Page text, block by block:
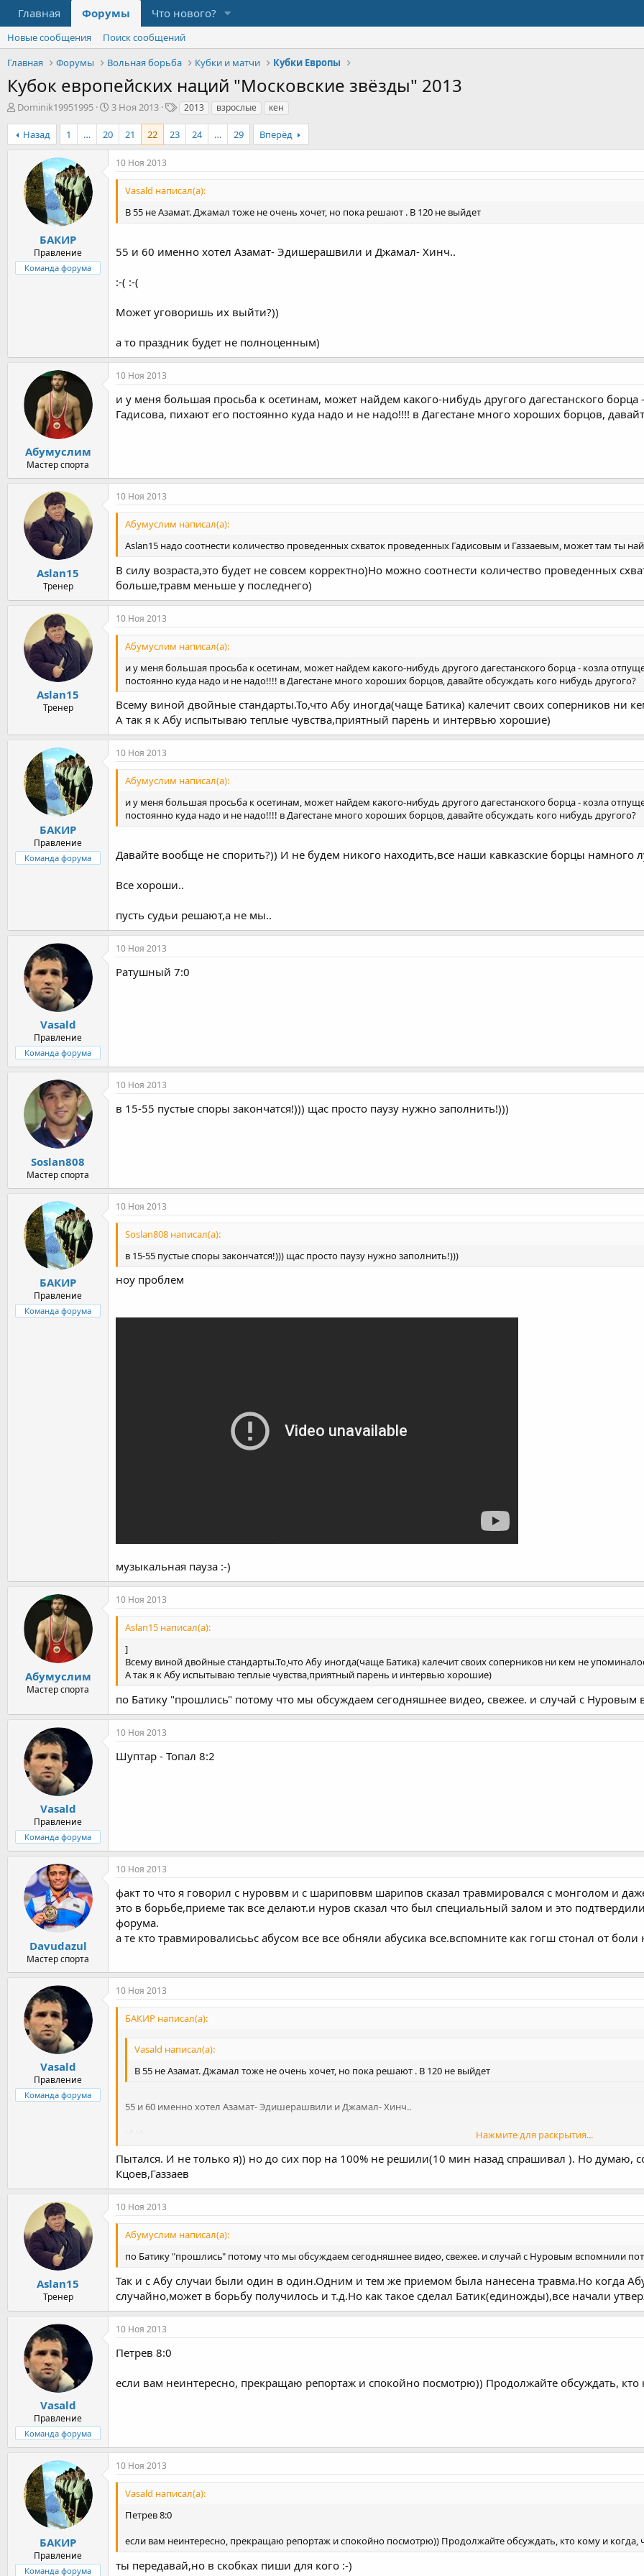
Главная Форумы Что нового?
Новые сообщения
Поиск сообщений
Главная
Форумы Вольная борьба Кубки и матчи Кубки Европы
Кубок европейских наций "Московские звёзды" 2013
А
т
о
Dominik19951995
Д
т
а
ч
3 Ноя 2013
Т
г
и
2013 взрослые кен
Назад 1 … 20 21 22 23 24 … 29 Вперёд
БАКИР
Правление
Команда форума
10 Ноя 2013
Vasald написал(а):
В 55 не Азамат. Джамал тоже не очень хочет, но пока решают . В 120 не выйдет
55 и 60 именно хотел Азамат- Эдишерашвили и Джамал- Хинч..
:-( :-(
Может уговоришь их выйти?))
а то праздник будет не полноценным)
Абумуслим
Мастер спорта
10 Ноя 2013
и у меня большая просьба к осетинам, может найдем какого-нибудь другого дагестанского
Гадисова, пихают его постоянно куда надо и не надо!!!! в Дагестане много хороших борцов,
Aslan15
Тренер
10 Ноя 2013
Абумуслим написал(а):
Aslan15 надо соотнести количество проведенных схваток проведенных Гадисовым и Газзаевым, может там ты
В силу возраста,это будет не совсем корректно)Но можно соотнести количество проведенных
больше,травм меньше у последнего)
Aslan15
Тренер
10 Ноя 2013
Абумуслим написал(а):
и у меня большая просьба к осетинам, может найдем какого-нибудь другого дагестанского борца - козла
постоянно куда надо и не надо!!!! в Дагестане много хороших борцов, давайте обсуждать кого нибудь другого?
Всему виной двойные стандарты.То,что Абу иногда(чаще Батика) калечит своих соперников ни
А так я к Абу испытываю теплые чувства,приятный парень и интервью хорошие)
БАКИР
Правление
Команда форума
10 Ноя 2013
Абумуслим написал(а):
и у меня большая просьба к осетинам, может найдем какого-нибудь другого дагестанского борца - козла
постоянно куда надо и не надо!!!! в Дагестане много хороших борцов, давайте обсуждать кого нибудь другого?
Давайте вообще не спорить?)) И не будем никого находить,все наши кавказские борцы намного
Все хороши..
пусть судьи решают,а не мы..
Vasald
Правление
Команда форума
10 Ноя 2013
Ратушный 7:0
Soslan808
Мастер спорта
10 Ноя 2013
в 15-55 пустые споры закончатся!))) щас просто паузу нужно заполнить!)))
БАКИР
Правление
Команда форума
10 Ноя 2013
Soslan808 написал(а):
в 15-55 пустые споры закончатся!))) щас просто паузу нужно заполнить!)))
ноу проблем
музыкальная пауза :-)
Абумуслим
Мастер спорта
10 Ноя 2013
Aslan15 написал(а):
]
Всему виной двойные стандарты.То,что Абу иногда(чаще Батика) калечит своих соперников ни кем не
А так я к Абу испытываю теплые чувства,приятный парень и интервью хорошие)
по Батику "прошлись" потому что мы обсуждаем сегодняшнее видео, свежее. и случай с
Vasald
Правление
Команда форума
10 Ноя 2013
Шуптар - Топал 8:2
Davudazul
Мастер спорта
10 Ноя 2013
факт то что я говорил с нуроввм и с шариповвм шарипов сказал травмировался с монголом и
это в борьбе,приеме так все делают.и нуров сказал что был специальный залом и это
форума.
а те кто травмировалисььс абусом все все обняли абусика все.вспомните как гогш стонал от
Vasald
Правление
Команда форума
10 Ноя 2013
БАКИР написал(а):
Vasald написал(а):
В 55 не Азамат. Джамал тоже не очень хочет, но пока решают . В 120 не выйдет
Нажмите для раскрытия...
55 и 60 именно хотел Азамат- Эдишерашвили и Джамал- Хинч..
Может уговоришь их выйти?))
а то праздник будет не полноценным)
Нажмите для раскрытия...
Пытался. И не только я)) но до сих пор на 100% не решили(10 мин назад спрашивал ). Но думаю,
Кцоев,Газзаев
Aslan15
Тренер
10 Ноя 2013
Абумуслим написал(а):
по Батику "прошлись" потому что мы обсуждаем сегодняшнее видео, свежее. и случай с Нуровым вспомнили
Так и с Абу случаи были один в один.Одним и тем же приемом была нанесена травма.Но когда
случайно,может в борьбу получилось и т.д.Но как такое сделал Батик(единожды),все начали
Vasald
Правление
Команда форума
10 Ноя 2013
Петрев 8:0
если вам неинтересно, прекращаю репортаж и спокойно посмотрю)) Продолжайте обсуждать, кто
БАКИР
Правление
Команда форума
10 Ноя 2013
Vasald написал(а):
Петрев 8:0
если вам неинтересно, прекращаю репортаж и спокойно посмотрю)) Продолжайте обсуждать, кто кому и когда,
ты передавай,но в скобках пиши для кого :-)